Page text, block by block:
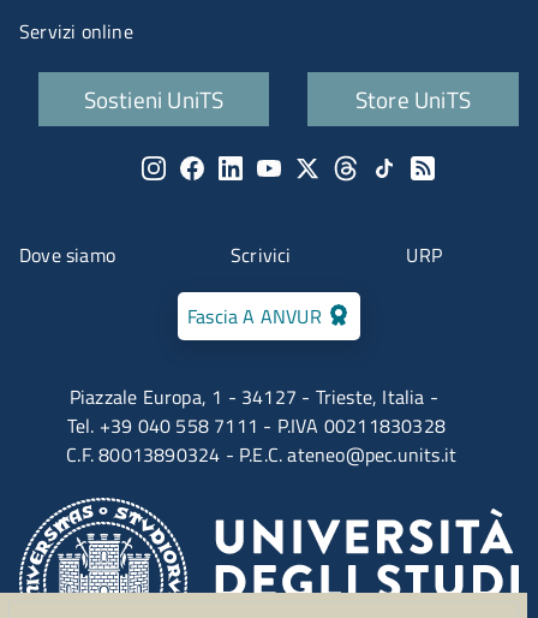
Piazzale Europa, 1 - 34127 - Trieste, Italia -
Tel. +39 040 558 7111 - P.IVA 00211830328
C.F. 80013890324 - P.E.C.ateneo@pec.units.it
Fascia A ANVUR
Dove siamo Scrivici URP
Servizi online
Quick links
Sostieni UniTS Store UniTS
Menu social